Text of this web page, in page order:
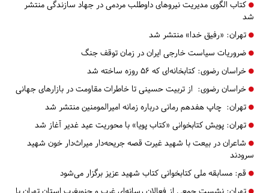
کتاب الگوی مدیریت نیروهای داوطلب مردمی در جهاد سازندگی منتشر
شد
تهران: «رفیق خدا» منتشر شد
ضروریات سیاست خارجی ایران در زمان توقف جنگ
خراسان رضوی: کتابخانه‌ای که ۵۶ روزه ساخته شد
خراسان رضوی: از تربیت حسینی تا خاطرات مقاومت در بازارهای جهانی
تهران: چاپ هفدهم رمانی درباره زمانه امیرالمومنین منتشر شد
تهران: پویش کتابخوانی «کتاب پویا» با محوریت عید غدیر آغاز شد
شاعران در بیعت با شهید غیرت قصه جریحه‌دار میراث‌دار خون شهید
سرودند
قم: مسابقه ملی کتابخوانی کتاب شهید عزیز برگزار می‌شود